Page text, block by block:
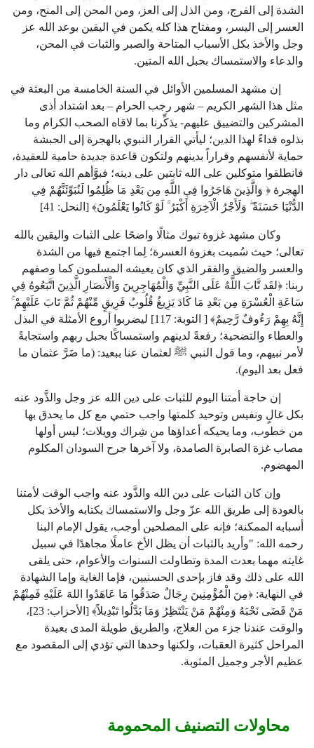
الشدة إلى الفرج، ومن الذل إلى العز، ومن المحن إلى المنح، ومن
العسر إلى اليسر، ومفتاح هذا كله يكمن في اليقين بوعد الله عز
وجل والأخذ بكل الأسباب المتاحة والصبر والثبات في المحن،
والدعاء والاستمساك بحبل الله المتين.
إن مشهد المسلمين الأوائل في السنة الخامسة من البعثة في
مثل هذا الشهر الكريم – شهر رجب الحرام – بعد اشتداد أذى
المشركين والتضييق عليهم- يذكِّرنا بما لاقاه الصحب الكرام وما
بذلوه فداءً لهذا الدين؛ ليأتي القرار النبوي بالهجرة إلى الحبشة
حماية لأنفسهم وفراراً بدينهم ولتكون قاعدة جديدة حامية للعقيدة،
فانطلقوا متوكلين على الله ثابتين على دينه؛ فبوَّأهم الله تعالى دار
الهجرة ﴿ وَالَّذِينَ هَاجَرُوا فِي اللَّهِ مِن بَعْدِ مَا ظُلِمُوا لَنُبَوِّئَنَّهُمْ فِي
الدُّنْيَا حَسَنَةً ۖ وَلَأَجْرُ الْآخِرَةِ أَكْبَرُ ۚ لَوْ كَانُوا يَعْلَمُونَ﴾ [النحل: 41
]
وكان مشهد غزوة تبوك مثالًا واضحًا على الثبات واليقين بالله
تعالى؛ حيث سُميت بغزوة العسرة؛ لِما اجتمع فيها من الشدة
والعسر والضيق والفقر الذي كان يعيشه المسلمون كما وصفهم
ربنا: ﴿لقَد تَّابَ اللَّهُ عَلَى النَّبِيِّ وَالْمُهَاجِرِينَ وَالْأَنصَارِ الَّذِينَ اتَّبَعُوهُ فِي
سَاعَةِ الْعُسْرَةِ مِن بَعْدِ مَا كَادَ يَزِيغُ قُلُوبُ فَرِيقٍ مِّنْهُمْ ثُمَّ تَابَ عَلَيْهِمْ ۚ
إِنَّهُ بِهِمْ رَءُوفٌ رَّحِيمٌ﴾ [ التوبة: 117] ليضربوا أروع الأمثلة في البذل
والعطاء والتضحية؛ رفعةً لدينهم واستمساكًا بحبل ربهم واستجابةً
لأمر نبيهم، وما قول النبي ﷺ لعثمان عنا ببعيد: (ما ضَرَّ عثمان ما
فعل بعد اليوم).
إن حاجة أمتنا اليوم للثبات على دين الله عز وجل والذَّود عنه
بكل غالٍ ونفيس وتوحيد كلمتها واجب حتمي مع كل ما يحدق بها
من خطوب، وما يحيكه أعداؤها من شِراك وويلات؛ ليس أولها
مصاب غزة الصابرة الصامدة، ولا آخرها جرح السودان المكلوم
المهضوم.
وإن كان الثبات على دين الله والذَّود عنه واجب الوقت لأمتنا
بالعودة إلى طريق الله عزّ وجل والاستمساك بكتابه والأخذ بكل
أسبابه الممكنة؛ فإنه على المصلحين أوجب، يقول الإمام البنا
رحمه الله: "وأريد بالثبات أن يظل الأخ عاملًا مجاهدًا في سبيل
غايته مهما بعدت المدة وتطاولت السنوات والأعوام، حتى يلقى
الله على ذلك وقد فاز بإحدى الحسنيين، فإما الغاية وإما الشهادة
في النهاية: ﴿مِنَ الْمُؤْمِنِينَ رِجَالٌ صَدَقُوا مَا عَاهَدُوا اللهَ عَلَيْهِ فَمِنْهُمْ
مَنْ قَضَى نَحْبَهُ وَمِنْهُمْ مَنْ يَنْتَظِرُ وَمَا بَدَّلُوا تَبْدِيلاً﴾ [الأحزاب: 23]،
والوقت عندنا جزء من العلاج، والطريق طويلة المدى بعيدة
المراحل كثيرة العقبات، ولكنها وحدها التي تؤدي إلى المقصود مع
عظيم الأجر وجميل المثوبة.
محاولات التصنيف المحمومة